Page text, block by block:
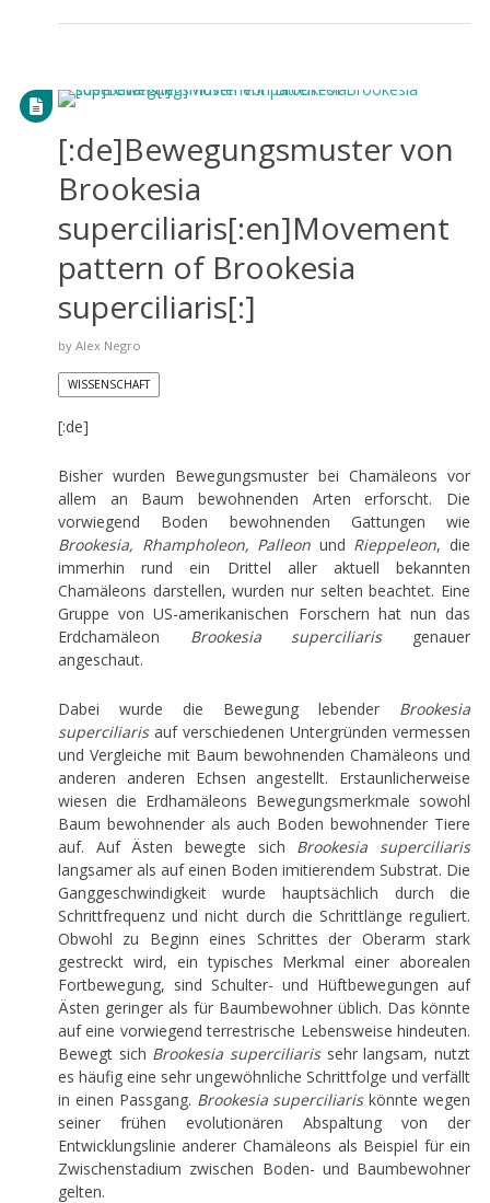
[:de]Bewegungsmuster von
Brookesia
superciliaris[:en]Movement
pattern of Brookesia
superciliaris[:]
by Alex Negro
WISSENSCHAFT
[:de]
Bisher wurden Bewegungsmuster bei Chamäleons vor
allem an Baum bewohnenden Arten erforscht. Die
vorwiegend Boden bewohnenden Gattungen wie
Brookesia, Rhampholeon, Palleon und Rieppeleon, die
immerhin rund ein Drittel aller aktuell bekannten
Chamäleons darstellen, wurden nur selten beachtet. Eine
Gruppe von US-amerikanischen Forschern hat nun das
Erdchamäleon Brookesia superciliarisgenauer
angeschaut.
Dabei wurde die Bewegung lebender Brookesia
superciliarisauf verschiedenen Untergründen vermessen
und Vergleiche mit Baum bewohnenden Chamäleons und
anderen anderen Echsen angestellt. Erstaunlicherweise
wiesen die Erdhamäleons Bewegungsmerkmale sowohl
Baum bewohnender als auch Boden bewohnender Tiere
auf. Auf Ästen bewegte sich Brookesia superciliaris
langsamer als auf einen Boden imitierendem Substrat. Die
Ganggeschwindigkeit wurde hauptsächlich durch die
Schrittfrequenz und nicht durch die Schrittlänge reguliert.
Obwohl zu Beginn eines Schrittes der Oberarm stark
gestreckt wird, ein typisches Merkmal einer aborealen
Fortbewegung, sind Schulter- und Hüftbewegungen auf
Ästen geringer als für Baumbewohner üblich. Das könnte
auf eine vorwiegend terrestrische Lebensweise hindeuten.
Bewegt sich Brookesia superciliarissehr langsam, nutzt
es häufig eine sehr ungewöhnliche Schrittfolge und verfällt
in einen Passgang. Brookesia superciliariskönnte wegen
seiner frühen evolutionären Abspaltung von der
Entwicklungslinie anderer Chamäleons als Beispiel für ein
Zwischenstadium zwischen Boden- und Baumbewohner
gelten.